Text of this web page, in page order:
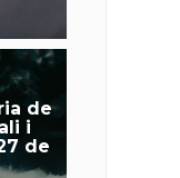
de
i
de